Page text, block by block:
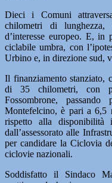
Dieci i Comuni
chilometri di
d’interesse europeo. E, in
ciclabile umbra, con
Urbino e, in direzione sud,
Il finanziamento stanziato,
di 35 chilometri, con
Fossombrone,
Montefelcino, è pari a 6,5
rispetto alla
dall’assessorato alle
per candidare la Ciclovia
ciclovie nazionali.
Soddisfatto il Sindaco